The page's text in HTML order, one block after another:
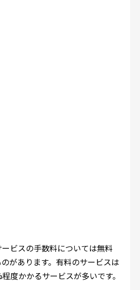
ビスの手数料については無料
があります。有料のサービスは
度かかるサービスが多いです。